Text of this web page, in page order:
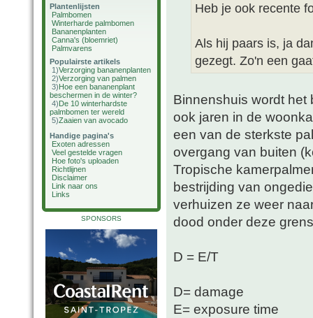
Plantenlijsten
Palmbomen
Winterharde palmbomen
Bananenplanten
Canna's (bloemriet)
Palmvarens
Populairste artikels
1)Verzorging bananenplanten
2)Verzorging van palmen
3)Hoe een bananenplant
beschermen in de winter?
4)De 10 winterhardste
palmbomen ter wereld
5)Zaaien van avocado
Handige pagina's
Exoten adressen
Veel gestelde vragen
Hoe foto's uploaden
Richtlijnen
Disclaimer
Link naar ons
Links
SPONSORS
Heb je ook recente
Als hij paars is, ja
gezegt. Zo'n een
Binnenshuis wordt het
ook jaren in de
een van de sterkste
overgang van buiten
Tropische
bestrijding van
verhuizen ze weer
dood onder deze
D = E/T
D= damage
E= exposure time